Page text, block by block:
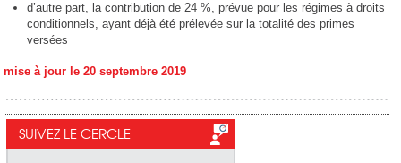
d’autre part, la contribution de 24 %, prévue pour les régimes à droits
conditionnels, ayant déjà été prélevée sur la totalité des primes
versées
mise à jour le 20 septembre 2019
SUIVEZ LE CERCLE